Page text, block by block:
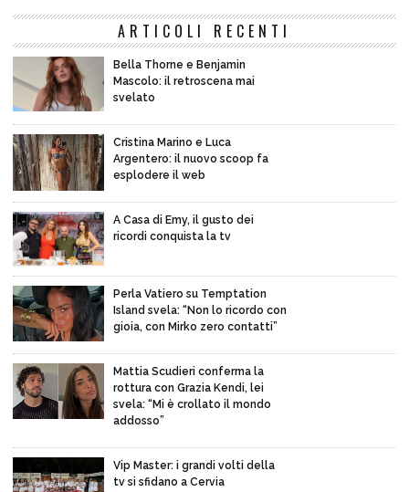
ARTICOLI RECENTI
Bella Thorne e Benjamin
Mascolo: il retroscena mai
svelato
Cristina Marino e Luca
Argentero: il nuovo scoop fa
esplodere il web
A Casa di Emy, il gusto dei
ricordi conquista la tv
Perla Vatiero su Temptation
Island svela: “Non lo ricordo con
gioia, con Mirko zero contatti”
Mattia Scudieri conferma la
rottura con Grazia Kendi, lei
svela: “Mi è crollato il mondo
addosso”
Vip Master: i grandi volti della
tv si sfidano a Cervia